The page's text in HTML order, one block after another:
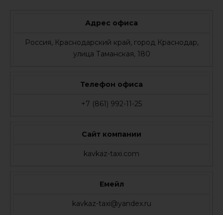
Адрес офиса
Россия, Краснодарский край, город Краснодар,
улица Таманская, 180
Телефон офиса
+7 (861) 992-11-25
Сайт компании
kavkaz-taxi.com
Емейл
kavkaz-taxi@yandex.ru